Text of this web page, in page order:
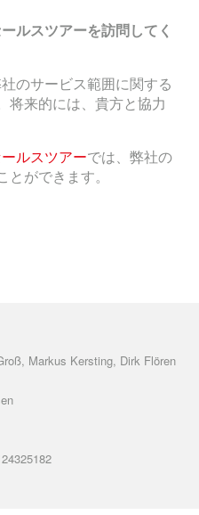
ルスツアーを訪問してく
のサービス範囲に関する
将来的には、貴方と協力
ルスツアーでは、弊社の
ができます。
Markus Kersting, Dirk Flören